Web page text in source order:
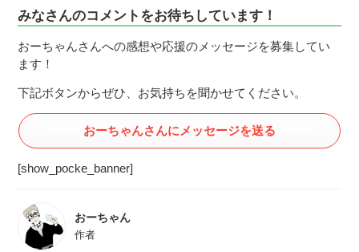
みなさんのコメントをお待ちしています！
おーちゃんさんへの感想や応援のメッセージを募集してい
ます！
下記ボタンからぜひ、お気持ちを聞かせてください。
おーちゃんさんにメッセージを送る
[show_pocke_banner]
おーちゃん
作者